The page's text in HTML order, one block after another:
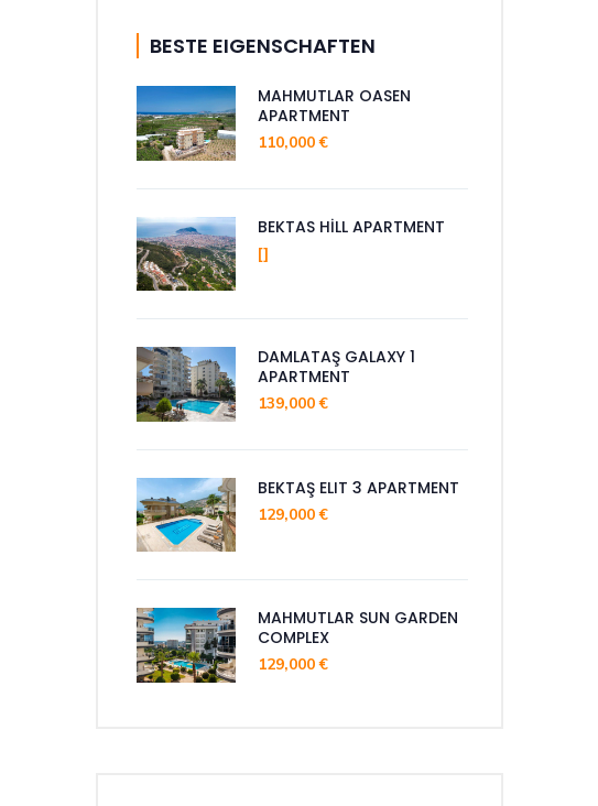
BESTE EIGENSCHAFTEN
MAHMUTLAR OASEN
APARTMENT
110,000 €
BEKTAS HİLL APARTMENT
[]
DAMLATAŞ GALAXY 1
APARTMENT
139,000 €
BEKTAŞ ELIT 3 APARTMENT
129,000 €
MAHMUTLAR SUN GARDEN
COMPLEX
129,000 €